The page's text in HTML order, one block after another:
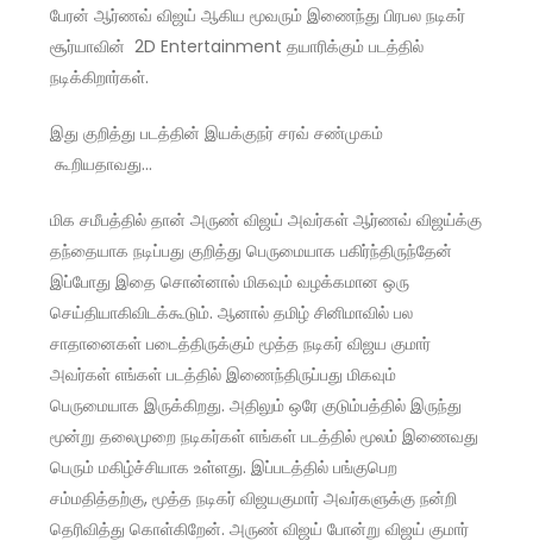
பேரன் ஆர்ணவ் விஜய் ஆகிய மூவரும் இணைந்து பிரபல நடிகர்
சூர்யாவின் 2D Entertainment தயாரிக்கும் படத்தில்
நடிக்கிறார்கள்.
இது குறித்து படத்தின் இயக்குநர் சரவ் சண்முகம்
கூறியதாவது…
மிக சமீபத்தில் தான் அருண் விஜய் அவர்கள் ஆர்ணவ் விஜய்க்கு
தந்தையாக நடிப்பது குறித்து பெருமையாக பகிர்ந்திருந்தேன்
இப்போது இதை சொன்னால் மிகவும் வழக்கமான ஒரு
செய்தியாகிவிடக்கூடும். ஆனால் தமிழ் சினிமாவில் பல
சாதானைகள் படைத்திருக்கும் மூத்த நடிகர் விஜய குமார்
அவர்கள் எங்கள் படத்தில் இணைந்திருப்பது மிகவும்
பெருமையாக இருக்கிறது. அதிலும் ஒரே குடும்பத்தில் இருந்து
மூன்று தலைமுறை நடிகர்கள் எங்கள் படத்தில் மூலம் இணைவது
பெரும் மகிழ்ச்சியாக உள்ளது. இப்படத்தில் பங்குபெற
சம்மதித்தற்கு, மூத்த நடிகர் விஜயகுமார் அவர்களுக்கு நன்றி
தெரிவித்து கொள்கிறேன். அருண் விஜய் போன்று விஜய் குமார்